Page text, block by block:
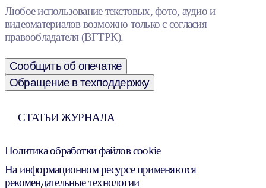
Любое использование текстовых, фото, аудио и
видеоматериалов возможно только с согласия
правообладателя (ВГТРК).
Сообщить об опечатке
Обращение в техподдержку
СТАТЬИ ЖУРНАЛА
Политика обработки файлов cookie
На информационном ресурсе применяются
рекомендательные технологии